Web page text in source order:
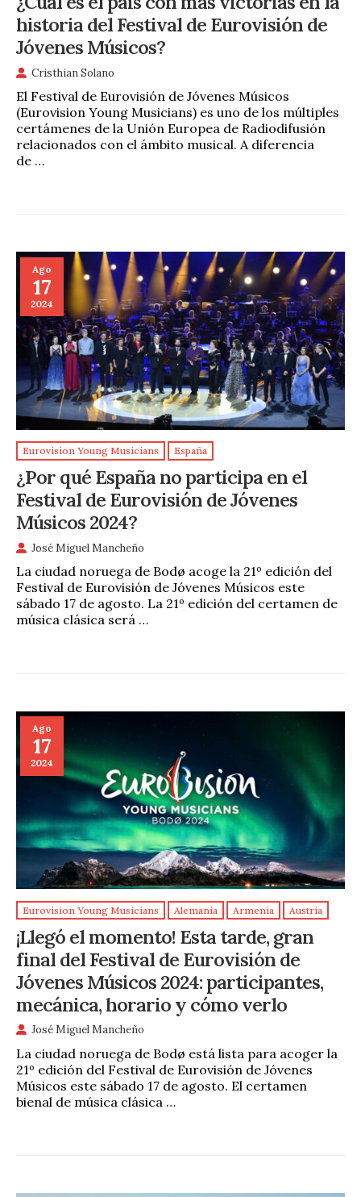
historia del Festival de Eurovisión de
Jóvenes Músicos?
Cristhian Solano
El Festival de Eurovisión de Jóvenes Músicos
(Eurovision Young Musicians) es uno de los múltiples
certámenes de la Unión Europea de Radiodifusión
relacionados con el ámbito musical. A diferencia
de …
Ago
17
2024
Eurovision Young Musicians España
¿Por qué España no participa en el
Festival de Eurovisión de Jóvenes
Músicos 2024?
José Miguel Mancheño
La ciudad noruega de Bodø acoge la 21º edición del
Festival de Eurovisión de Jóvenes Músicos este
sábado 17 de agosto. La 21º edición del certamen de
música clásica será …
Ago
17
2024
Eurovision Young Musicians Alemania Armenia Austria
¡Llegó el momento! Esta tarde, gran
final del Festival de Eurovisión de
Jóvenes Músicos 2024: participantes,
mecánica, horario y cómo verlo
José Miguel Mancheño
La ciudad noruega de Bodø está lista para acoger la
21º edición del Festival de Eurovisión de Jóvenes
Músicos este sábado 17 de agosto. El certamen
bienal de música clásica …